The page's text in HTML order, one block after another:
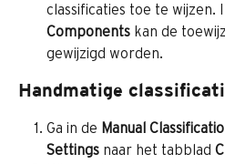
classificaties toe te wijzen.
Components kan de
gewijzigd worden.
Handmatige
Ga in de Manual
Settings naar het tabblad